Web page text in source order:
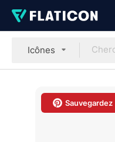
Icônes
Sauvegardez